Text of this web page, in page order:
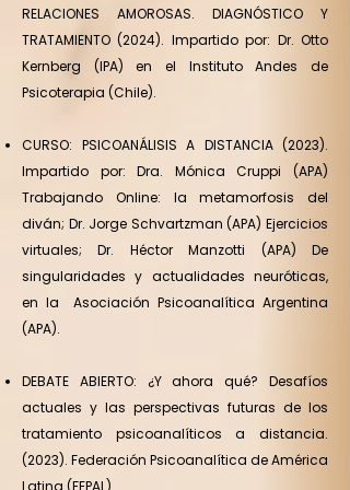
RELACIONES AMOROSAS. DIAGNÓSTICO Y
TRATAMIENTO (2024). Impartido por: Dr. Otto
Kernberg (IPA) en el Instituto Andes de
Psicoterapia (Chile).
CURSO: PSICOANÁLISIS A DISTANCIA (2023).
Impartido por: Dra. Mónica Cruppi (APA)
Trabajando Online: la metamorfosis del
diván; Dr. Jorge Schvartzman (APA) Ejercicios
virtuales; Dr. Héctor Manzotti (APA) De
singularidades y actualidades neuróticas,
en la Asociación Psicoanalítica Argentina
(APA).
DEBATE ABIERTO: ¿Y ahora qué? Desafíos
actuales y las perspectivas futuras de los
tratamiento psicoanalíticos a distancia.
(2023). Federación Psicoanalítica de América
Latina (FEPAL).